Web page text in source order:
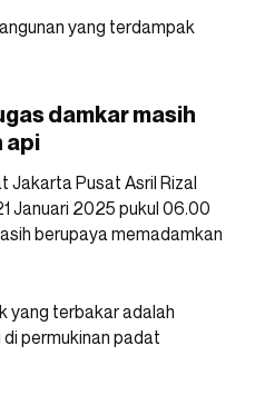
yang terdampak
damkar masih
api
Jakarta Pusat Asril Rizal
Januari 2025 pukul 06.00
berupaya memadamkan
yang terbakar adalah
permukinan padat